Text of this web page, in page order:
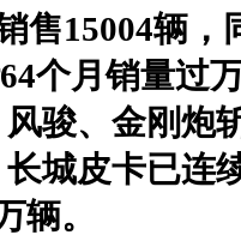
售15004辆 ，
个月销量过
骏、金刚炮
城皮卡已连
辆。